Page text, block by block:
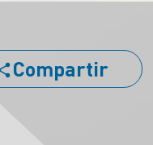
Compartir